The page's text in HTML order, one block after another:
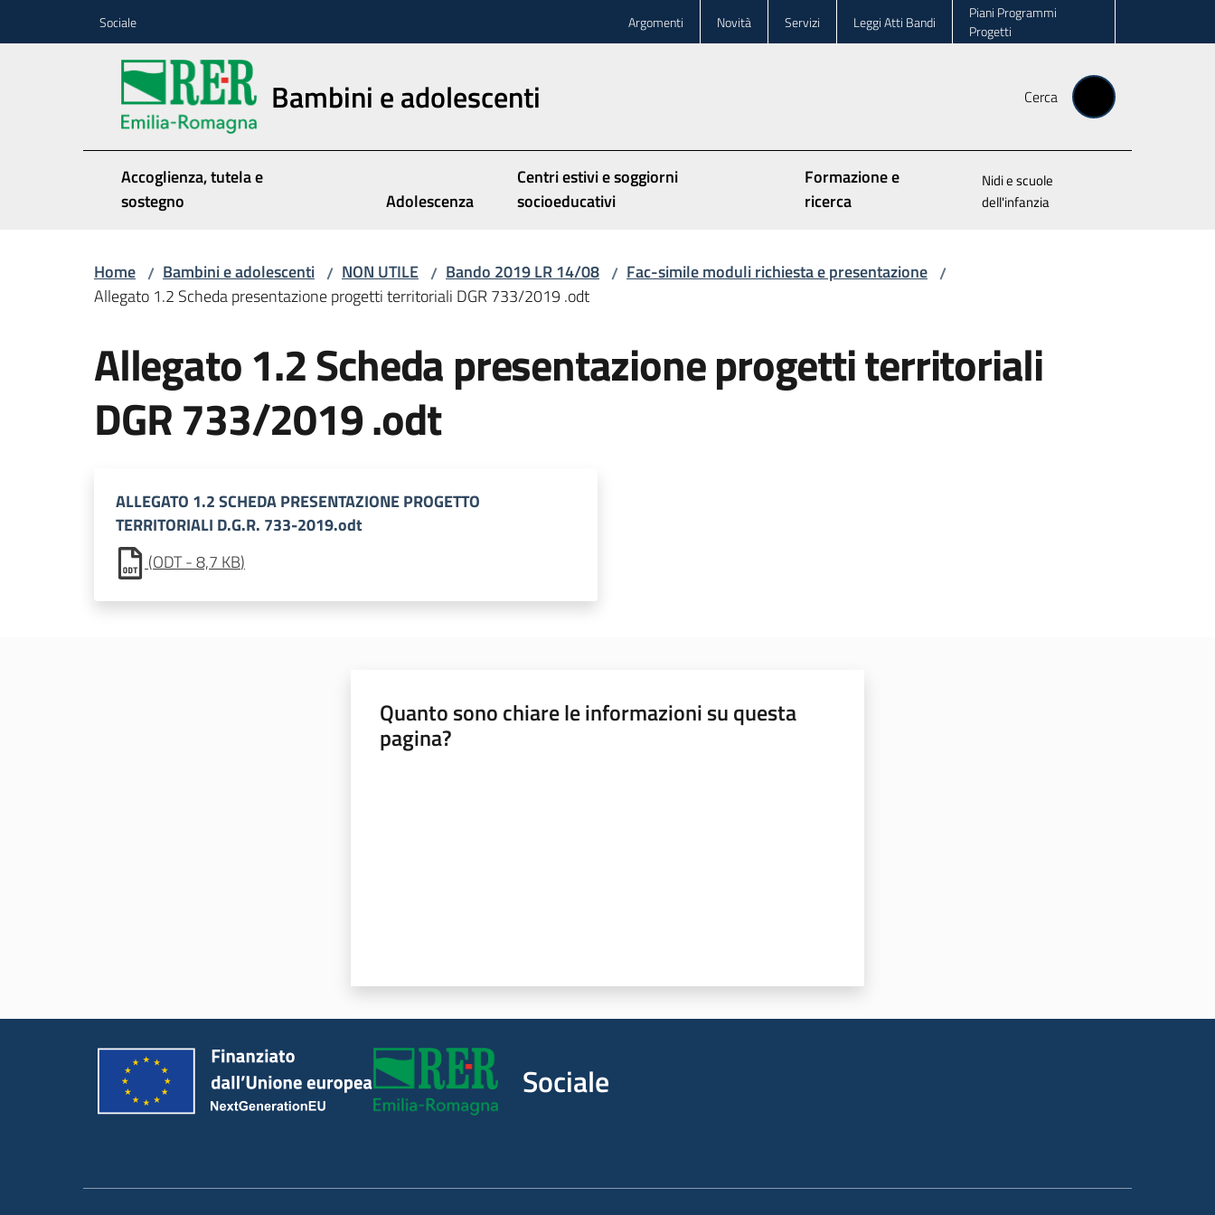
Sociale Argomenti Novità Servizi Leggi Atti Bandi
Piani Programmi
Progetti
Bambini e adolescenti Cerca
Accoglienza, tutela e
sostegno
Adolescenza
Centri estivi e soggiorni
socioeducativi
Formazione e
ricerca
Nidi e scuole
dell'infanzia
Home / Bambini e adolescenti / NON UTILE / Bando 2019 LR 14/08 / Fac-simile moduli richiesta e presentazione /
Allegato 1.2 Scheda presentazione progetti territoriali DGR 733/2019 .odt
Allegato 1.2 Scheda presentazione progetti territoriali
DGR 733/2019 .odt
ALLEGATO 1.2 SCHEDA PRESENTAZIONE PROGETTO
TERRITORIALI D.G.R. 733-2019.odt
(ODT-8,7 KB)
Quanto sono chiare le informazioni su questa
pagina?
Sociale